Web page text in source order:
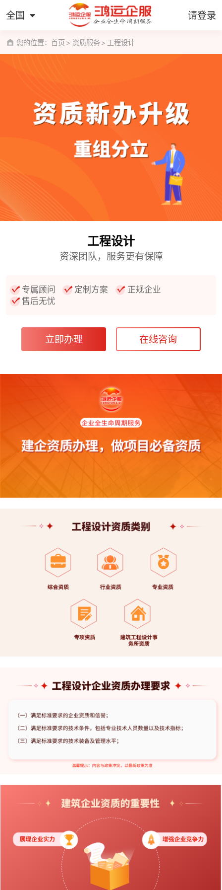
全国 请登录
您的位置：首页 资质服务 工程设计
工程设计
资深团队，服务更有保障
专属顾问 定制方案
正规企业
售后无忧
立即办理 在线咨询